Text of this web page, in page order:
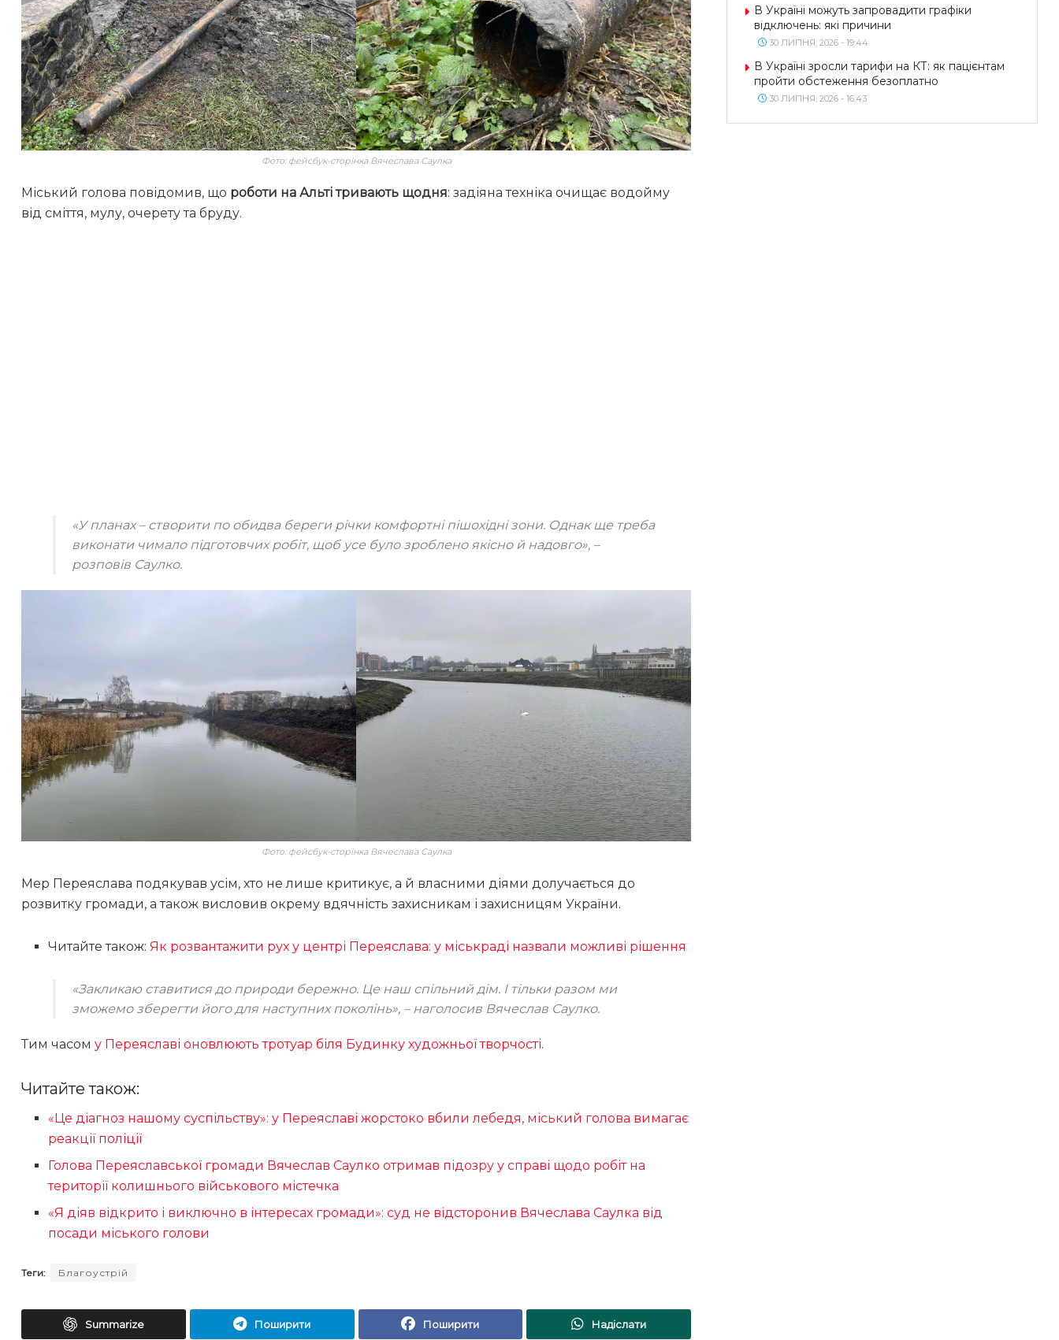
Фото: фейсбук-сторінка Вячеслава Саулка
Міський голова повідомив, що роботи на Альті тривають щодня: задіяна техніка очищає водойму
від сміття, мулу, очерету та бруду.
«У планах – створити по обидва береги річки комфортні пішохідні зони. Однак ще треба
виконати чимало підготовчих робіт, щоб усе було зроблено якісно й надовго», –
розповів Саулко.
Фото: фейсбук-сторінка Вячеслава Саулка
Мер Переяслава подякував усім, хто не лише критикує, а й власними діями долучається до
розвитку громади, а також висловив окрему вдячність захисникам і захисницям України.
Читайте також:Як розвантажити рух у центрі Переяслава: у міськраді назвали можливі рішення
«Закликаю ставитися до природи бережно. Це наш спільний дім. І тільки разом ми
зможемо зберегти його для наступних поколінь», – наголосив Вячеслав Саулко.
Тим часом у Переяславі оновлюють тротуар біля Будинку художньої творчості.
Читайте також:
«Це діагноз нашому суспільству»: у Переяславі жорстоко вбили лебедя, міський голова вимагає
реакції поліції
Голова Переяславської громади Вячеслав Саулко отримав підозру у справі щодо робіт на
території колишнього військового містечка
«Я діяв відкрито і виключно в інтересах громади»: суд не відсторонив Вячеслава Саулка від
посади міського голови
Теги: Благоустрій
Summarize Поширити Поширити Надіслати
В Україні можуть запровадити графіки
відключень: які причини
30 ЛИПНЯ, 2026 - 19:44
В Україні зросли тарифи на КТ: як пацієнтам
пройти обстеження безоплатно
30 ЛИПНЯ, 2026 - 16:43